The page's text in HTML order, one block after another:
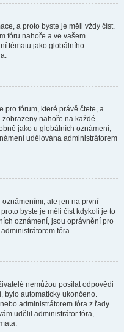
a proto byste je měli vždy číst.
fóru nahoře a ve vašem
tématu jako globálního
pro fórum, které právě čtete, a
nahoře na každé
jako u globálních oznámení,
udělována administrátorem
oznámeními, ale jen na první
byste je měli číst kdykoli je to
oznámení, jsou oprávnění pro
fóra.
nemůžou posílat odpovědi
bylo automaticky ukončeno.
administrátorem fóra z řady
udělil administrátor fóra,